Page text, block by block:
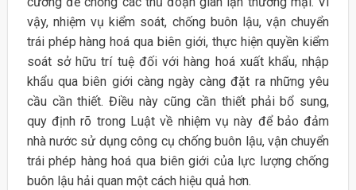
vậy, nhiệm vụ kiểm soát, chống buôn lậu, vận chuyển
trái phép hàng hoá qua biên giới, thực hiện quyền kiểm
soát sở hữu trí tuệ đối với hàng hoá xuất khẩu, nhập
khẩu qua biên giới càng ngày càng đặt ra những yêu
cầu cần thiết. Điều này cũng cần thiết phải bổ sung,
quy định rõ trong Luật về nhiệm vụ này để bảo đảm
nhà nước sử dụng công cụ chống buôn lậu, vận chuyển
trái phép hàng hoá qua biên giới của lực lượng chống
buôn lậu hải quan một cách hiệu quả hơn.